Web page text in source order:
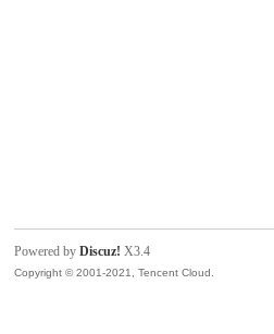
Powered byDiscuz! X3.4
Copyright © 2001-2021, Tencent Cloud.